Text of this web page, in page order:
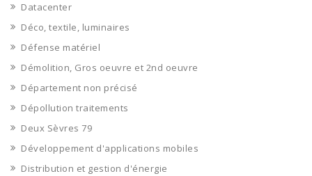
Datacenter
Déco, textile, luminaires
Défense matériel
Démolition, Gros oeuvre et 2nd oeuvre
Département non précisé
Dépollution traitements
Deux Sèvres 79
Développement d'applications mobiles
Distribution et gestion d'énergie